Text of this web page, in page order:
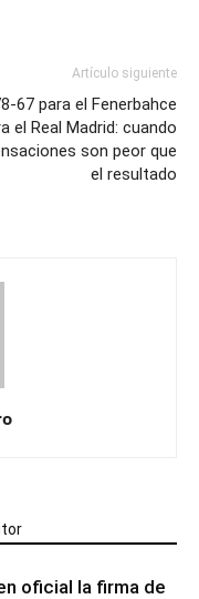
Artículo siguiente
67 para el Fenerbahce
el Real Madrid: cuando
son peor que
el resultado
oficial la firma de